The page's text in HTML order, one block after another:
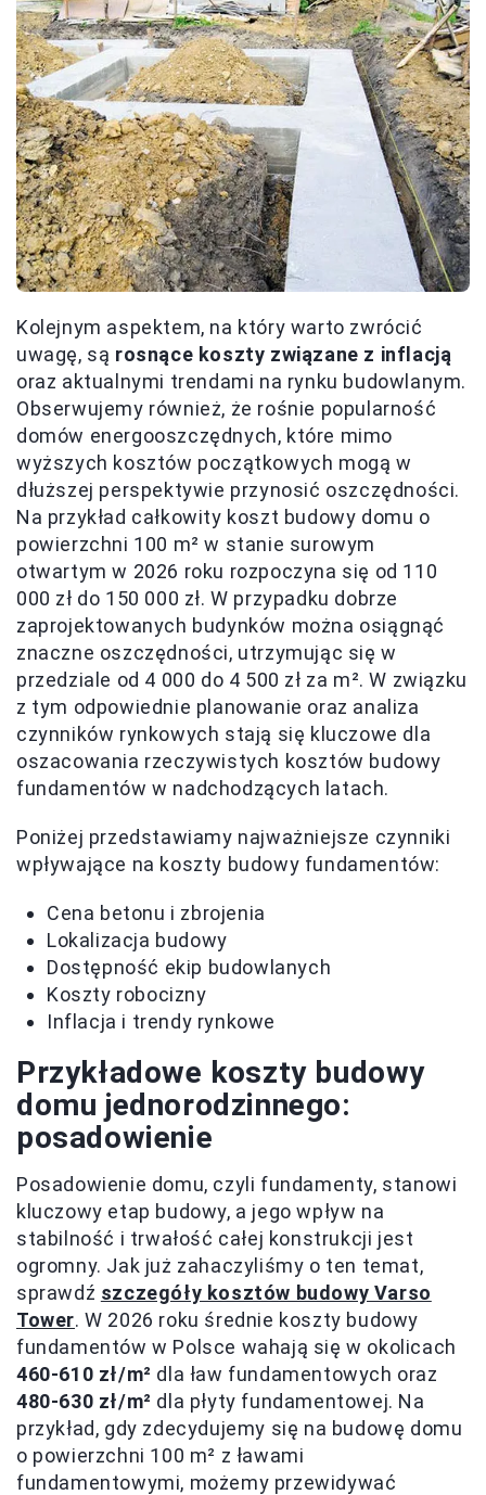
Kolejnym aspektem, na który warto zwrócić
uwagę, są rosnące koszty związane z inflacją
oraz aktualnymi trendami na rynku budowlanym.
Obserwujemy również, że rośnie popularność
domów energooszczędnych, które mimo
wyższych kosztów początkowych mogą w
dłuższej perspektywie przynosić oszczędności.
Na przykład całkowity koszt budowy domu o
powierzchni 100 m² w stanie surowym
otwartym w 2026 roku rozpoczyna się od 110
000 zł do 150 000 zł. W przypadku dobrze
zaprojektowanych budynków można osiągnąć
znaczne oszczędności, utrzymując się w
przedziale od 4 000 do 4 500 zł za m². W związku
z tym odpowiednie planowanie oraz analiza
czynników rynkowych stają się kluczowe dla
oszacowania rzeczywistych kosztów budowy
fundamentów w nadchodzących latach.
Poniżej przedstawiamy najważniejsze czynniki
wpływające na koszty budowy fundamentów:
Cena betonu i zbrojenia
Lokalizacja budowy
Dostępność ekip budowlanych
Koszty robocizny
Inflacja i trendy rynkowe
Przykładowe koszty budowy
domu jednorodzinnego:
posadowienie
Posadowienie domu, czyli fundamenty, stanowi
kluczowy etap budowy, a jego wpływ na
stabilność i trwałość całej konstrukcji jest
ogromny. Jak już zahaczyliśmy o ten temat,
sprawdź szczegóły kosztów budowy Varso
Tower. W 2026 roku średnie koszty budowy
fundamentów w Polsce wahają się w okolicach
460-610 zł/m² dla ław fundamentowych oraz
480-630 zł/m² dla płyty fundamentowej. Na
przykład, gdy zdecydujemy się na budowę domu
o powierzchni 100 m² z ławami
fundamentowymi, możemy przewidywać